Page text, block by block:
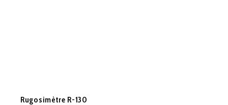
Rugosimètre R-130